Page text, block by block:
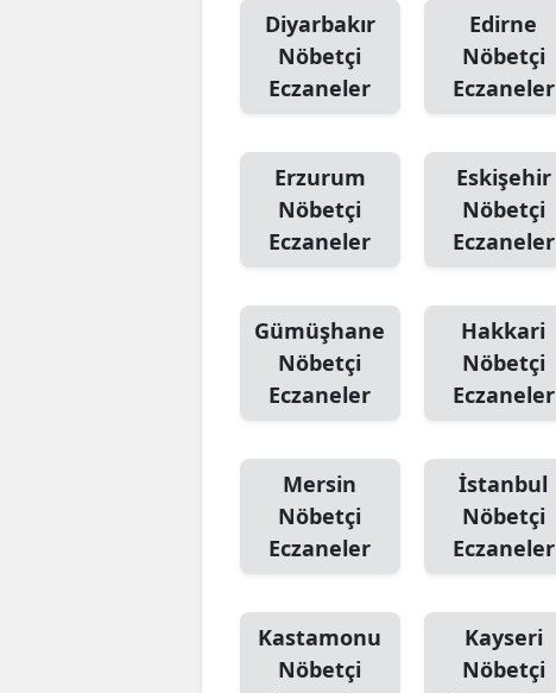
Diyarbakır
Nöbetçi
Eczaneler
Edirne
Nöbetçi
Eczaneler
Erzurum
Nöbetçi
Eczaneler
Eskişehir
Nöbetçi
Eczaneler
Gümüşhane
Nöbetçi
Eczaneler
Hakkari
Nöbetçi
Eczaneler
Mersin
Nöbetçi
Eczaneler
İstanbul
Nöbetçi
Eczaneler
Kastamonu
Nöbetçi
Kayseri
Nöbetçi